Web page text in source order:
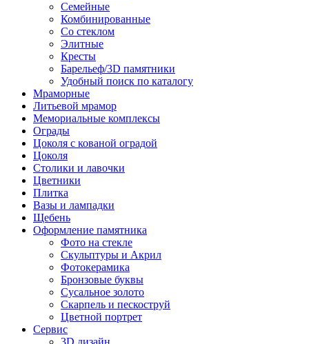
Семейные
Комбинированные
Со стеклом
Элитные
Кресты
Барельеф/3D памятники
Удобный поиск по каталогу
Мраморные
Литьевой мрамор
Мемориальные комплексы
Ограды
Цоколя с кованой оградой
Цоколя
Столики и лавочки
Цветники
Плитка
Вазы и лампадки
Щебень
Оформление памятника
Фото на стекле
Скульптуры и Акрил
Фотокерамика
Бронзовые буквы
Сусальное золото
Скарпель и пескоструй
Цветной портрет
Сервис